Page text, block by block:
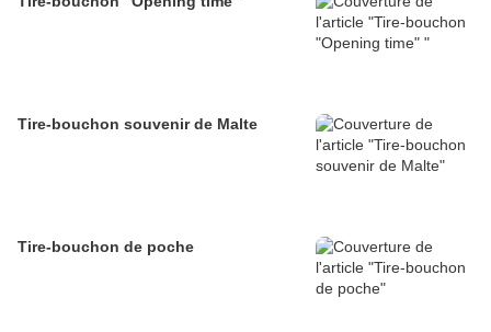
Tire-bouchon souvenir de Malte
Tire-bouchon de poche